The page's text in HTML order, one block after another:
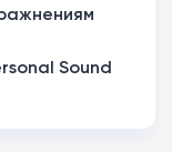
Sound